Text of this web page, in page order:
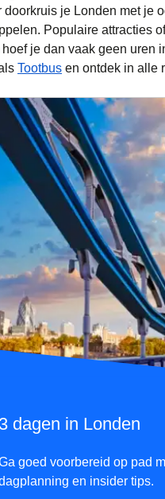
je Londen met je
Populaire attracties
je dan vaak geen uren
Tootbus( opent in een
en ontdek in alle
3 dagen in Londen
goed voorbereid op pad
en insider tips.